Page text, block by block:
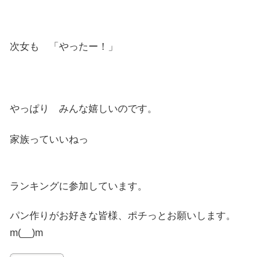
次女も 「やったー！」
やっぱり みんな嬉しいのです。
家族っていいねっ
ランキングに参加しています。
パン作りがお好きな皆様、ポチっとお願いします。
m(__)m